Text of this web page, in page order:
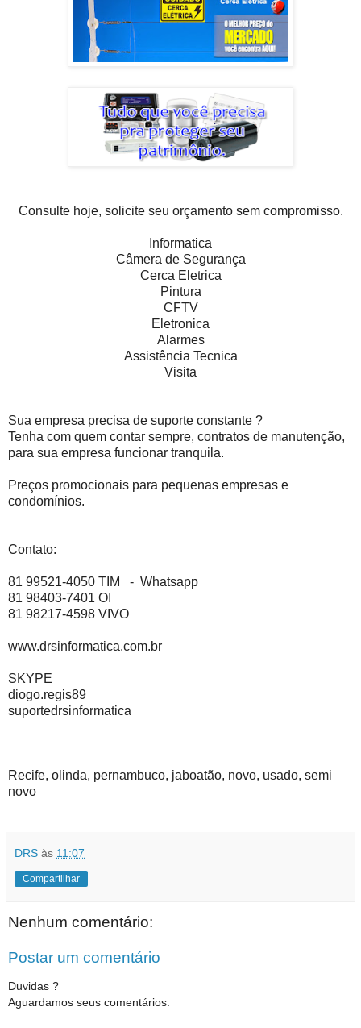
Consulte hoje, solicite seu orçamento sem compromisso.
Informatica
Câmera de Segurança
Cerca Eletrica
Pintura
CFTV
Eletronica
Alarmes
Assistência Tecnica
Visita
Sua empresa precisa de suporte constante ?
Tenha com quem contar sempre, contratos de manutenção,
para sua empresa funcionar tranquila.
Preços promocionais para pequenas empresas e
condomínios.
Contato:
81 99521-4050 TIM - Whatsapp
81 98403-7401 OI
81 98217-4598 VIVO
www.drsinformatica.com.br
SKYPE
diogo.regis89
suportedrsinformatica
Recife, olinda, pernambuco, jaboatão, novo, usado, semi
novo
DRS às 11:07
Compartilhar
Nenhum comentário:
Postar um comentário
Duvidas ?
Aguardamos seus comentários.